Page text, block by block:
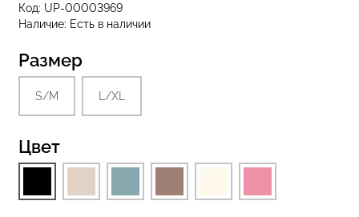
Код: UP-00003969
Наличие: Есть в наличии
Размер
S/M L/XL
Цвет
Giulia
Бесшовные стринги STRING
179 грн.